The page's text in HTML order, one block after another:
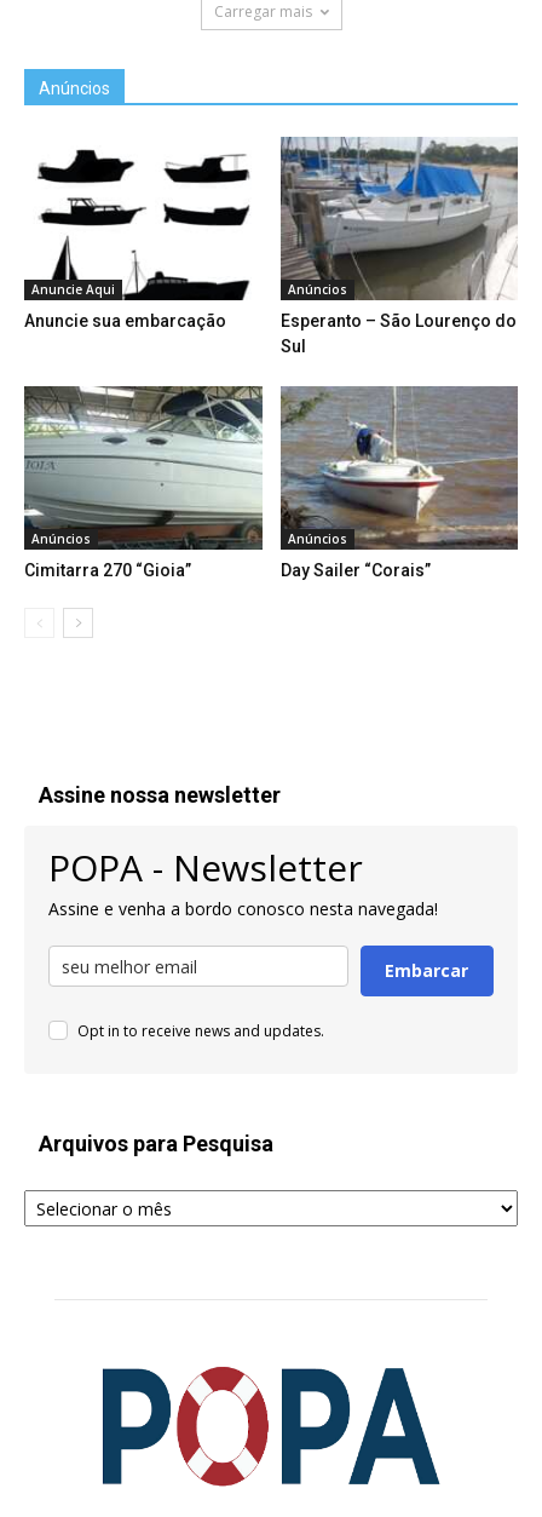
Carregar mais
Anúncios
Anuncie Aqui
Anuncie sua embarcação
Anúncios
Esperanto – São Lourenço do
Sul
Anúncios
Cimitarra 270 “Gioia”
Anúncios
Day Sailer “Corais”
Assine nossa newsletter
POPA - Newsletter
Assine e venha a bordo conosco nesta navegada!
Embarcar
Opt in to receive news and updates.
Arquivos para Pesquisa
Arquivos
para